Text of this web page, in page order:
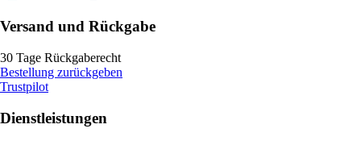
Versand und Rückgabe
30 Tage Rückgaberecht
Bestellung zurückgeben
Trustpilot
Dienstleistungen